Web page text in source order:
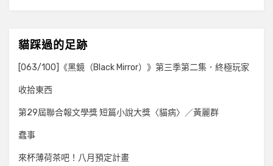
貓踩過的足跡
[063/100]《黑鏡（Black Mirror）》第三季第二集．終極玩家
收拾東西
第29屆聯合報文學獎 短篇小說大獎〈貓病〉／黃麗群
蠢事
來杯薄荷茶吧！八月預定計畫